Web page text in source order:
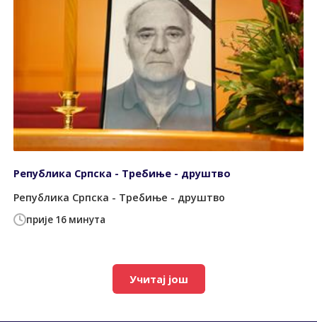
прије 16 минута
Република Српска - Требиње - друштво
Република Српска - Требиње - друштво
Учитај још